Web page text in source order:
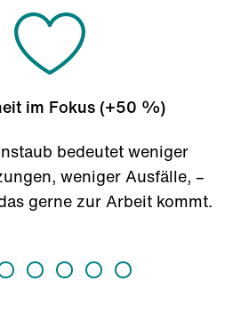
im Fokus (+50 %)
bedeutet weniger
weniger Ausfälle, –
gerne zur Arbeit kommt.